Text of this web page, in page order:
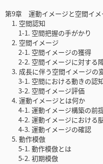
第9章 運動イメージと空間イメ
1. 空間認知
1-1. 空間把握の手がかり
2. 空間イメージ
2-1. 空間イメージの獲得
2-2. 空間イメージに対する
3. 成長に伴う空間イメージの
3-1. 空間における動きの認
3-2. 空間イメージ評価
4. 運動イメージとは何か
4-1. 運動イメージ構築の前
4-2. 運動イメージにおける脳
4-3. 運動イメージの確認
5. 動作模倣
5-1. 動作模倣とは
5-2. 初期模倣